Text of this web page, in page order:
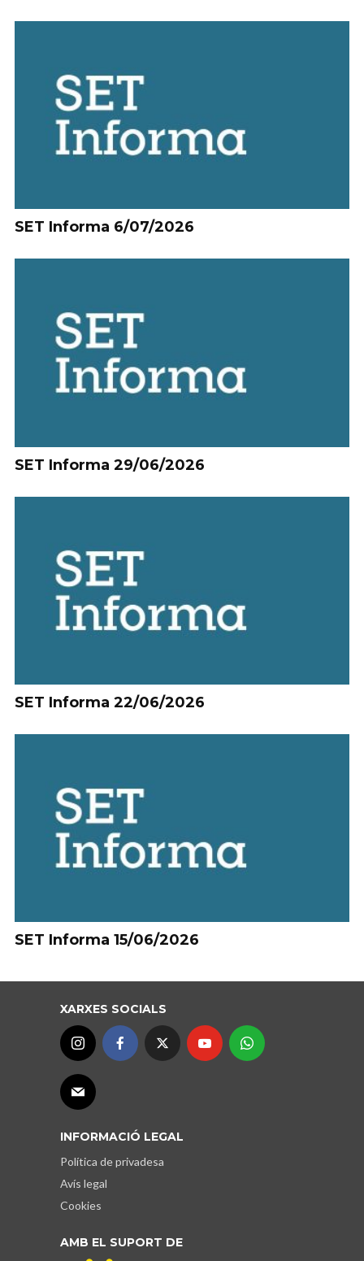
SET Informa 6/07/2026
SET Informa 29/06/2026
SET Informa 22/06/2026
SET Informa 15/06/2026
XARXES SOCIALS
INFORMACIÓ LEGAL
Política de privadesa
Avís legal
Cookies
AMB EL SUPORT DE